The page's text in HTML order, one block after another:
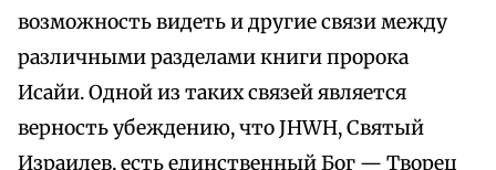
возможность видеть и другие связи между
различными разделами книги пророка
Исайи. Одной из таких связей является
верность убеждению, что JHWH, Святый
Израилев, есть единственный Бог — Творец